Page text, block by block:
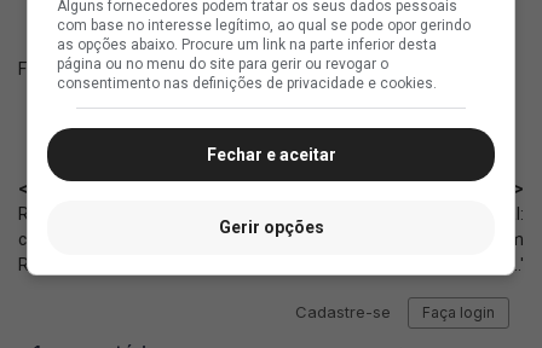
Fonte:Youtube ge
< Anterior
Rodrigo Coutinho aponta
crescimento do Vasco com
Renato, mas...
Próximo >
Força Jovem publica nota oficial:
'O Vasco hoje é um catado em
campo...'
Alguns fornecedores podem tratar os seus dados pessoais
com base no interesse legítimo, ao qual se pode opor gerindo
as opções abaixo. Procure um link na parte inferior desta
página ou no menu do site para gerir ou revogar o
consentimento nas definições de privacidade e cookies.
Fechar e aceitar
Gerir opções